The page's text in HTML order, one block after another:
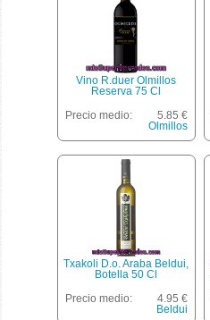
Vino R.duer Olmillos
Reserva 75 Cl
Precio medio:
5.85 €
Olmillos
Txakoli D.o. Araba Beldui,
Botella 50 Cl
Precio medio:
4.95 €
Beldui